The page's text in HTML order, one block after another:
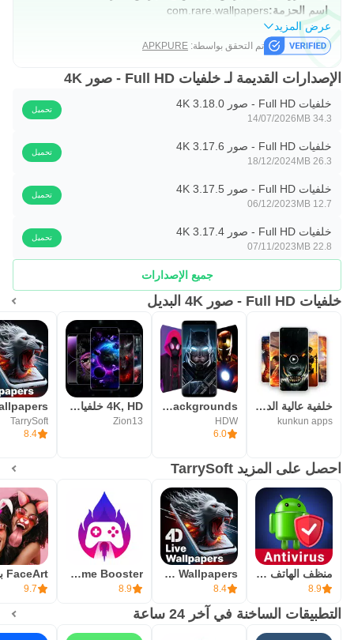
اسم الحزمة:com.rare.wallpapers
عرض المزيد
تم التحقق بواسطة: APKPURE
الإصدارات القديمة لـ خلفيات Full HD - صور 4K
خلفيات Full HD - صور 4K 3.18.0
34.3 MB
14/07/2026
تحميل
خلفيات Full HD - صور 4K 3.17.6
26.3 MB
18/12/2024
تحميل
خلفيات Full HD - صور 4K 3.17.5
12.7 MB
06/12/2023
تحميل
خلفيات Full HD - صور 4K 3.17.4
22.8 MB
07/11/2023
تحميل
جميع الإصدارات
خلفيات Full HD - صور 4K البديل
خلفية عالية الدقة ، خلفية 4K
kunkun apps
Superheroes Wallpapers - 4K Backgrounds
HDW
6.0
4K, HD خلفيات خلفيات
Zion13
TarrySoft
8.4
احصل على المزيد TarrySoft
منظف الهاتف ومكافح الفيروسات
8.9
Pixel 4D™ Live Wallpapers
8.4
GFX Tool & Game Booster
8.9
9.7
التطبيقات الساخنة في آخر 24 ساعة